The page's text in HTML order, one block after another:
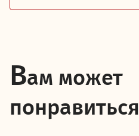
Вам может
понравиться